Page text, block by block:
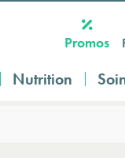
Promos
Nutrition